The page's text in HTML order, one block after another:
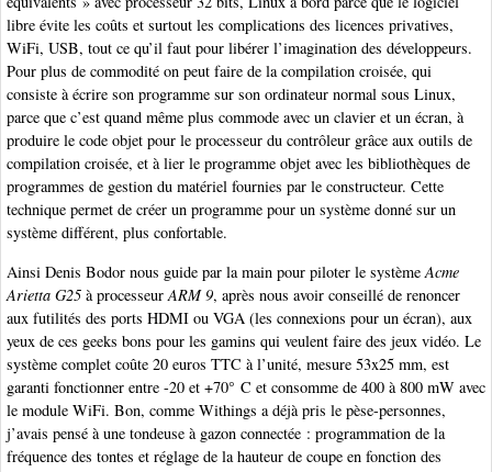
libre évite les coûts et surtout les complications des licences privatives,
WiFi, USB, tout ce qu’il faut pour libérer l’imagination des développeurs.
Pour plus de commodité on peut faire de la compilation croisée, qui
consiste à écrire son programme sur son ordinateur normal sous Linux,
parce que c’est quand même plus commode avec un clavier et un écran, à
produire le code objet pour le processeur du contrôleur grâce aux outils de
compilation croisée, et à lier le programme objet avec les bibliothèques de
programmes de gestion du matériel fournies par le constructeur. Cette
technique permet de créer un programme pour un système donné sur un
système différent, plus confortable.
Ainsi Denis Bodor nous guide par la main pour piloter le systèmeAcme
Arietta G25 à processeurARM 9, après nous avoir conseillé de renoncer
aux futilités des ports HDMI ou VGA (les connexions pour un écran), aux
yeux de ces geeks bons pour les gamins qui veulent faire des jeux vidéo. Le
système complet coûte 20 euros TTC à l’unité, mesure 53x25 mm, est
garanti fonctionner entre -20 et +70° C et consomme de 400 à 800 mW avec
le module WiFi. Bon, comme Withings a déjà pris le pèse-personnes,
j’avais pensé à une tondeuse à gazon connectée : programmation de la
fréquence des tontes et réglage de la hauteur de coupe en fonction des